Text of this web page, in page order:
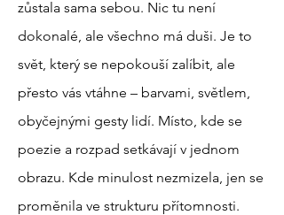
zůstala sama sebou. Nic tu není
dokonalé, ale všechno má duši. Je to
svět, který se nepokouší zalíbit, ale
přesto vás vtáhne – barvami, světlem,
obyčejnými gesty lidí. Místo, kde se
poezie a rozpad setkávají v jednom
obrazu. Kde minulost nezmizela, jen se
proměnila ve strukturu přítomnosti.